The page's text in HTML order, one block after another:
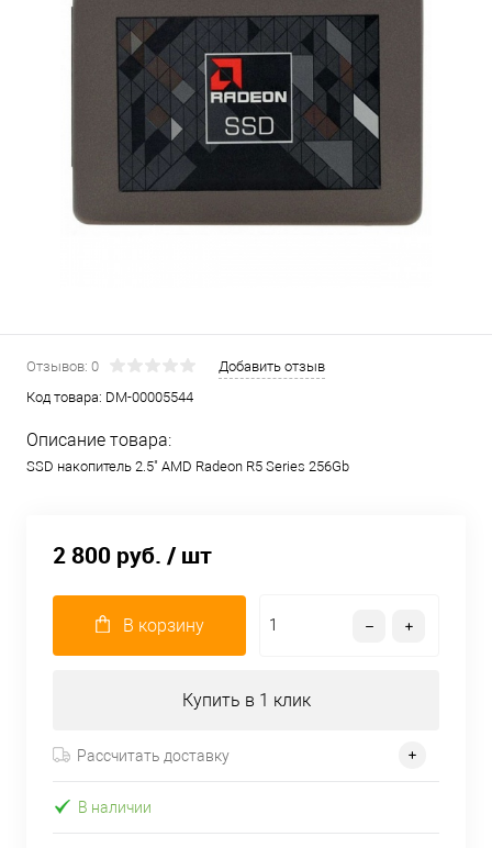
Отзывов: 0
Добавить отзыв
Код товара: DM-00005544
Описание товара:
SSD накопитель 2.5" AMD Radeon R5 Series 256Gb
2 800 руб. / шт
В корзину
Купить в 1 клик
Рассчитать доставку
В наличии